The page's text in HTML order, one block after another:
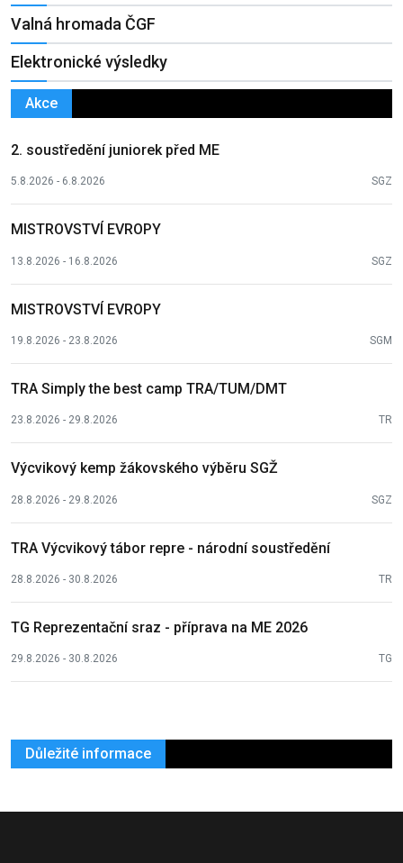
Valná hromada ČGF
Elektronické výsledky
Akce
2. soustředění juniorek před ME
5.8.2026 - 6.8.2026 SGZ
MISTROVSTVÍ EVROPY
13.8.2026 - 16.8.2026 SGZ
MISTROVSTVÍ EVROPY
19.8.2026 - 23.8.2026 SGM
TRA Simply the best camp TRA/TUM/DMT
23.8.2026 - 29.8.2026 TR
Výcvikový kemp žákovského výběru SGŽ
28.8.2026 - 29.8.2026 SGZ
TRA Výcvikový tábor repre - národní soustředění
28.8.2026 - 30.8.2026 TR
TG Reprezentační sraz - příprava na ME 2026
29.8.2026 - 30.8.2026 TG
Důležité informace